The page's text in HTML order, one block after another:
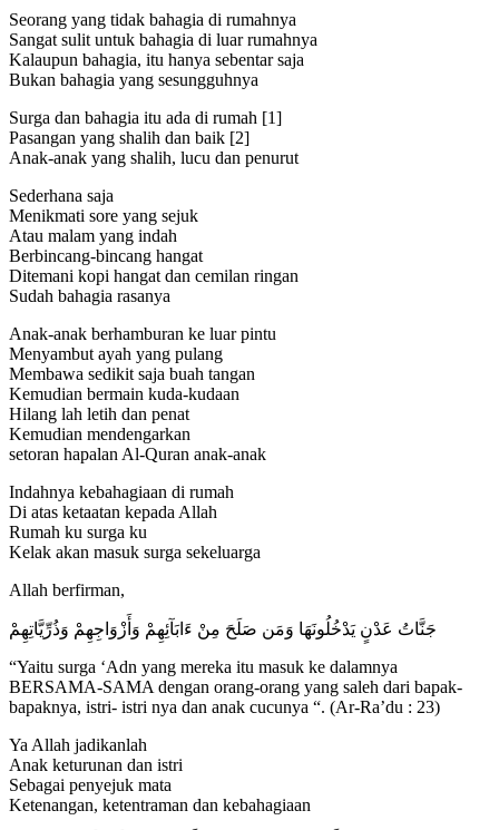
Seorang yang tidak bahagia di rumahnya
Sangat sulit untuk bahagia di luar rumahnya
Kalaupun bahagia, itu hanya sebentar saja
Bukan bahagia yang sesungguhnya
Surga dan bahagia itu ada di rumah [1]
Pasangan yang shalih dan baik [2]
Anak-anak yang shalih, lucu dan penurut
Sederhana saja
Menikmati sore yang sejuk
Atau malam yang indah
Berbincang-bincang hangat
Ditemani kopi hangat dan cemilan ringan
Sudah bahagia rasanya
Anak-anak berhamburan ke luar pintu
Menyambut ayah yang pulang
Membawa sedikit saja buah tangan
Kemudian bermain kuda-kudaan
Hilang lah letih dan penat
Kemudian mendengarkan
setoran hapalan Al-Quran anak-anak
Indahnya kebahagiaan di rumah
Di atas ketaatan kepada Allah
Rumah ku surga ku
Kelak akan masuk surga sekeluarga
Allah berfirman,
ﺟَﻨَّﺎﺕُ ﻋَﺪْﻥٍ ﻳَﺪْﺧُﻠُﻮﻧَﻬَﺎ ﻭَﻣَﻦ ﺻَﻠَﺢَ ﻣِﻦْ ﺀَﺍﺑَﺂﺋِﻬِﻢْ ﻭَﺃَﺯْﻭَﺍﺟِﻬِﻢْ ﻭَﺫُﺭِّﻳَّﺎﺗِﻬِﻢْ
“Yaitu surga ‘Adn yang mereka itu masuk ke dalamnya
BERSAMA-SAMA dengan orang-orang yang saleh dari bapak-
bapaknya, istri- istri nya dan anak cucunya “. (Ar-Ra’du : 23)
Ya Allah jadikanlah
Anak keturunan dan istri
Sebagai penyejuk mata
Ketenangan, ketentraman dan kebahagiaan